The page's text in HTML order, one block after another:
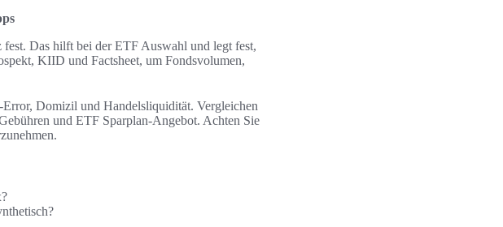
Das hilft bei der ETF Auswahl und legt fest,
KIID und Factsheet, um Fondsvolumen,
Domizil und Handelsliquidität. Vergleichen
und ETF Sparplan‑Angebot. Achten Sie